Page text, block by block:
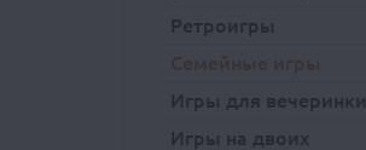
Ретроигры
Семейные игры
Игры для вечеринки
Игры на двоих